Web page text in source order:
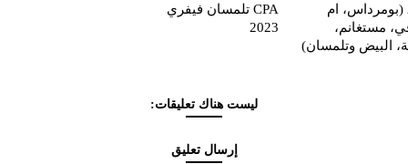
2023 (بومرداس، ام
مستغانم،
البيض وتلمسان)
CPA تلمسان فيفري
2023
ليست هناك تعليقات:
إرسال تعليق